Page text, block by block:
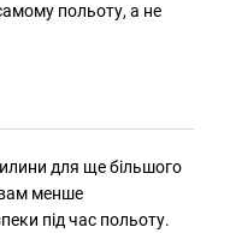
польоту, а не
для ще більшого
вам менше
під час польоту.